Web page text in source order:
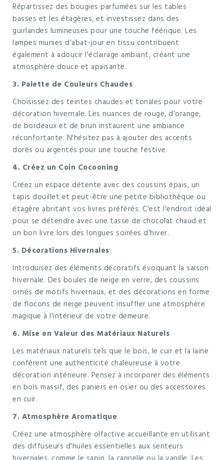
Répartissez des bougies parfumées sur les tables
basses et les étagères, et investissez dans des
guirlandes lumineuses pour une touche féérique. Les
lampes munies d'abat-jour en tissu contribuent
également à adoucir l'éclairage ambiant, créant une
atmosphère douce et apaisante.
3. Palette de Couleurs Chaudes
Choisissez des teintes chaudes et tonales pour votre
décoration hivernale. Les nuances de rouge, d'orange,
de bordeaux et de brun instaurent une ambiance
réconfortante. N'hésitez pas à ajouter des accents
dorés ou argentés pour une touche festive.
4. Créez un Coin Cocooning
Créez un espace détente avec des coussins épais, un
tapis douillet et peut-être une petite bibliothèque ou
étagère abritant vos livres préférés. C'est l'endroit idéal
pour se détendre avec une tasse de chocolat chaud et
un bon livre lors des longues soirées d'hiver.
5. Décorations Hivernales
Introduisez des éléments décoratifs évoquant la saison
hivernale. Des boules de neige en verre, des coussins
ornés de motifs hivernaux, et des décorations en forme
de flocons de neige peuvent insuffler une atmosphère
magique à l'intérieur de votre demeure.
6. Mise en Valeur des Matériaux Naturels
Les matériaux naturels tels que le bois, le cuir et la laine
confèrent une authenticité chaleureuse à votre
décoration intérieure. Pensez à incorporer des éléments
en bois massif, des paniers en osier ou des accessoires
en cuir.
7. Atmosphère Aromatique
Créez une atmosphère olfactive accueillante en utilisant
des diffuseurs d'huiles essentielles aux senteurs